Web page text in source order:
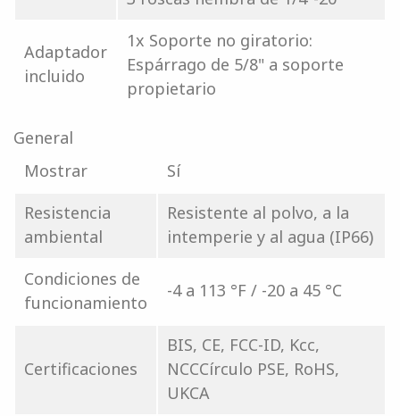
Adaptador
incluido
1x Soporte no giratorio:
Espárrago de 5/8" a soporte
propietario
General
Mostrar
Sí
Resistencia
ambiental
Resistente al polvo, a la
intemperie y al agua (IP66)
Condiciones de
funcionamiento
-4 a 113 °F / -20 a 45 °C
Certificaciones
BIS, CE, FCC-ID, Kcc,
NCCCírculo PSE, RoHS,
UKCA